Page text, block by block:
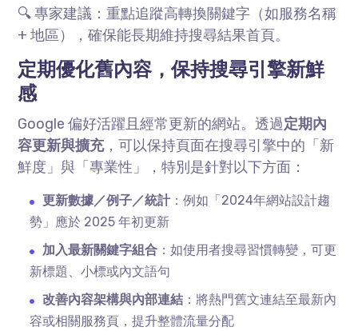
🔍 專家建議：重點追蹤高轉換關鍵字（如服務名稱
+地區），確保能長期維持搜尋結果首頁。
定期優化舊內容，保持搜尋引擎新鮮
感
Google 偏好活躍且經常更新的網站。透過定期內
容更新與擴充，可以保持頁面在搜尋引擎中的「新
鮮度」與「專業性」，特別是針對以下方面：
更新數據／例子／統計：例如「 2024年網站設計趨
勢」應於 2025年初更新
加入最新關鍵字組合 ：如使用者搜尋習慣轉變，可更
新標題、小標或內文語句
改善內容架構與內部連結 ：將熱門舊文連結至最新內
容或相關服務頁，提升整體流量分配